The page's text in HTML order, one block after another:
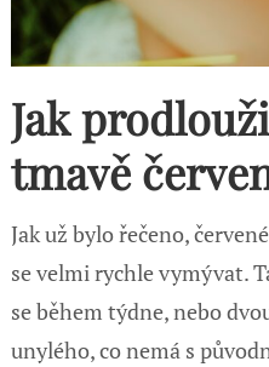
Jak
tmavě
Jak už bylo řečeno,
se velmi rychle vymývat.
se během týdne, nebo
unylého, co nemá s